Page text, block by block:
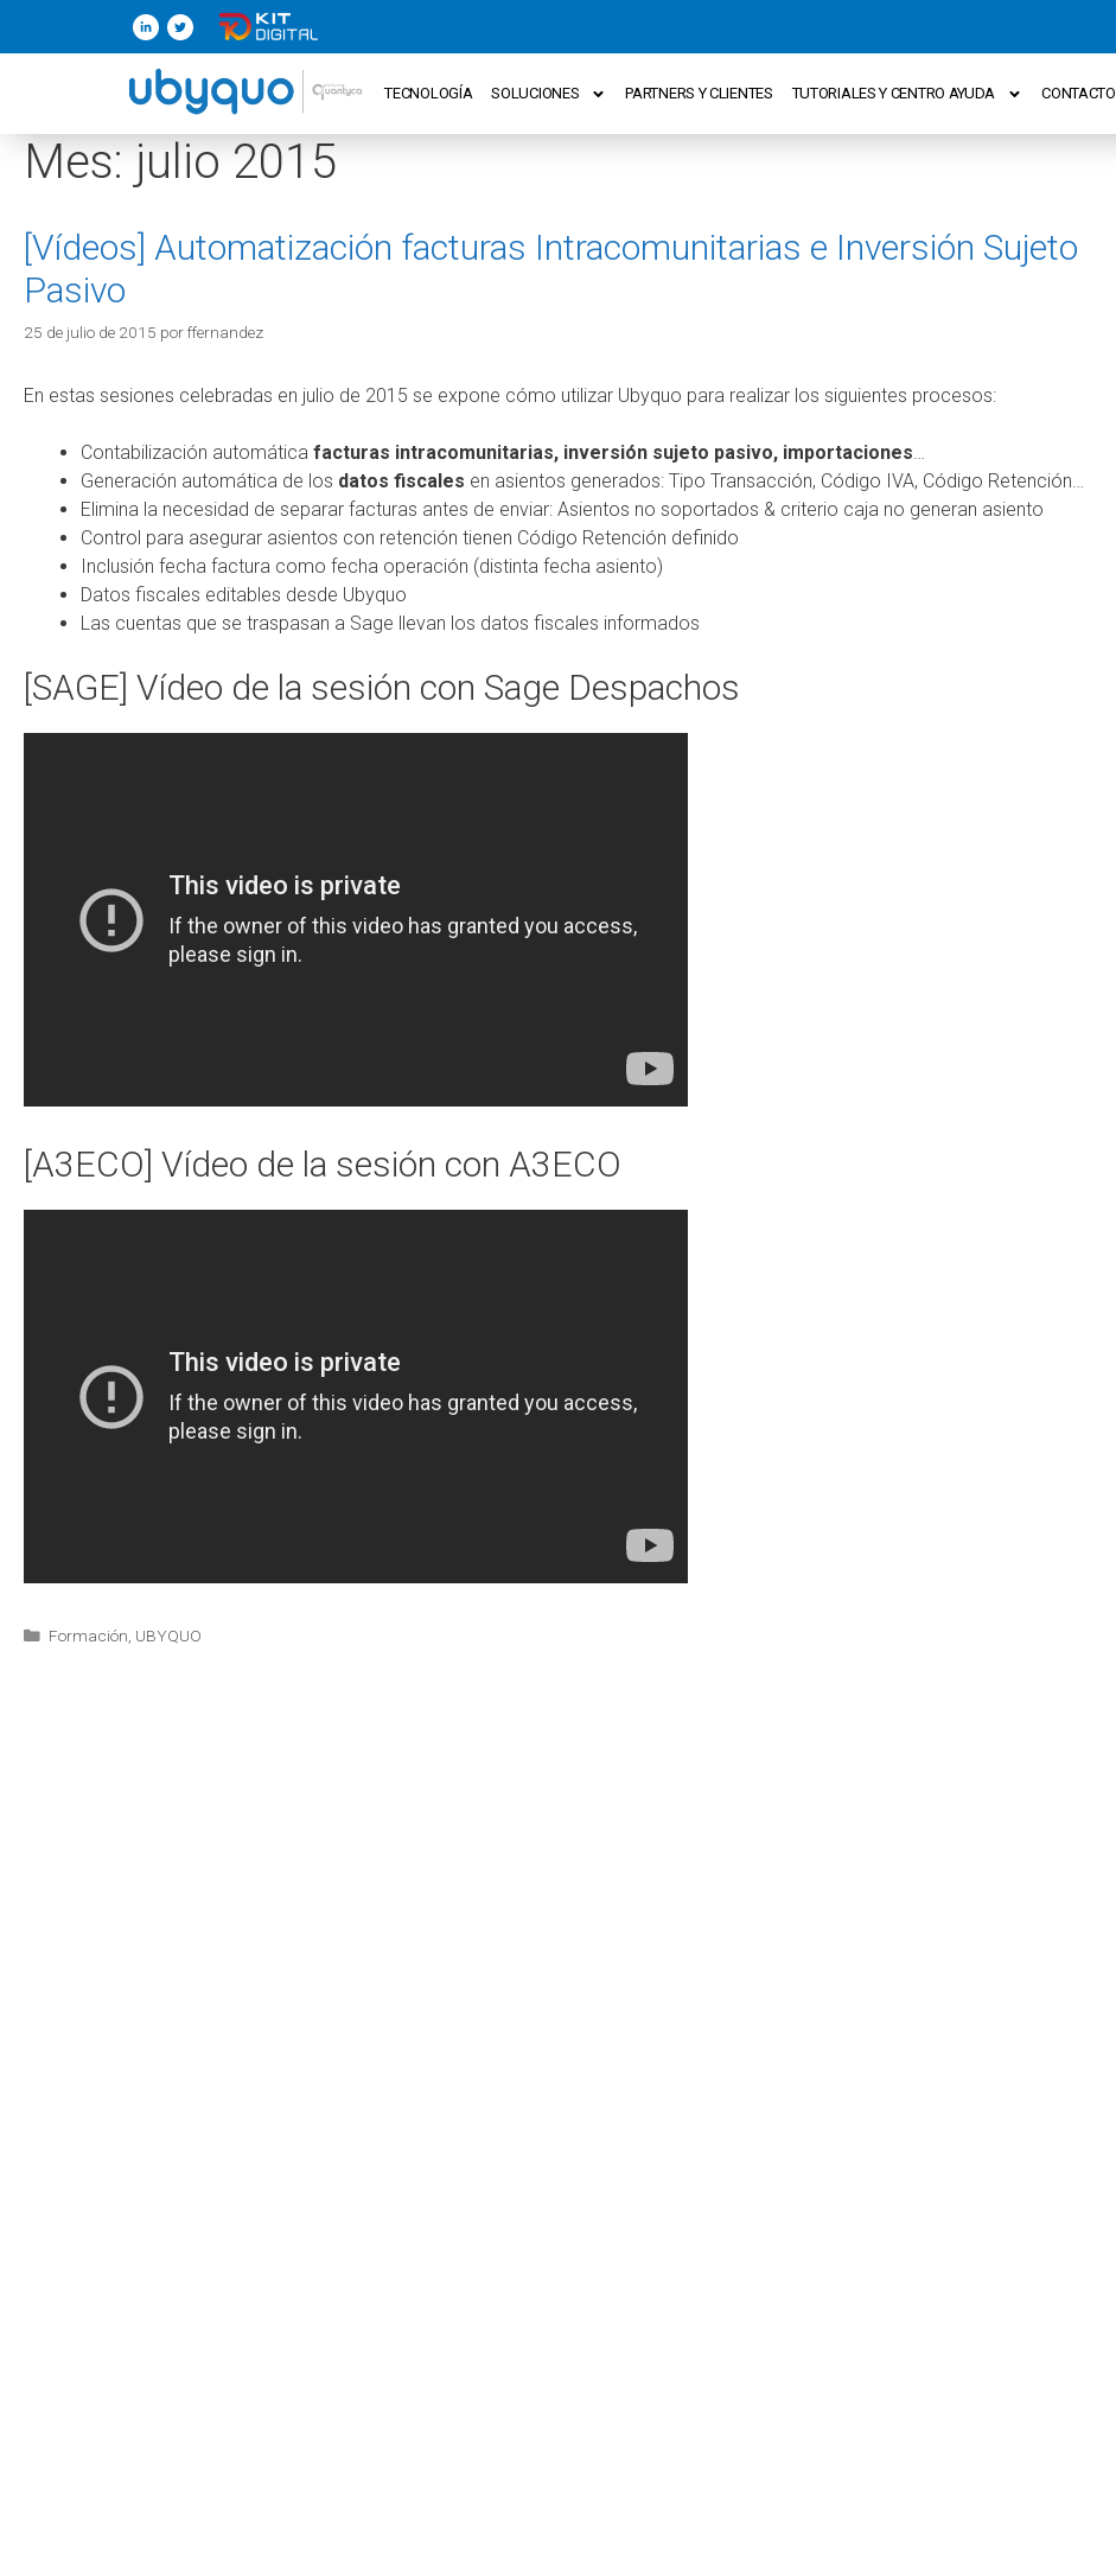
TECNOLOGÍA SOLUCIONES PARTNERS Y CLIENTES TUTORIALES Y CENTRO AYUDA CONTACTO
Mes:julio 2015
[Vídeos] Automatización facturas Intracomunitarias e Inversión Sujeto
Pasivo
25 de julio de 2015 porffernandez
En estas sesiones celebradas en julio de 2015 se expone cómo utilizar Ubyquo para realizar los siguientes procesos:
Contabilización automática facturas intracomunitarias, inversión sujeto pasivo, importaciones
Generación automática de los datos fiscales en asientos generados: Tipo Transacción, Código IVA, Código Retención…
Elimina la necesidad de separar facturas antes de enviar: Asientos no soportados & criterio caja no generan asiento
Control para asegurar asientos con retención tienen Código Retención definido
Inclusión fecha factura como fecha operación (distinta fecha asiento)
Datos fiscales editables desde Ubyquo
Las cuentas que se traspasan a Sage llevan los datos fiscales informados
[SAGE] Vídeo de la sesión con Sage Despachos
[A3ECO] Vídeo de la sesión con A3ECO
Formación UBYQUO